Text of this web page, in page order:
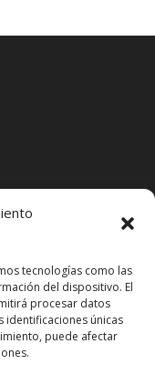
tecnologías como las
del dispositivo. El
procesar datos
identificaciones únicas
puede afectar